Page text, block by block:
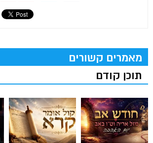
מאמרים קשורים
תוכן קודם